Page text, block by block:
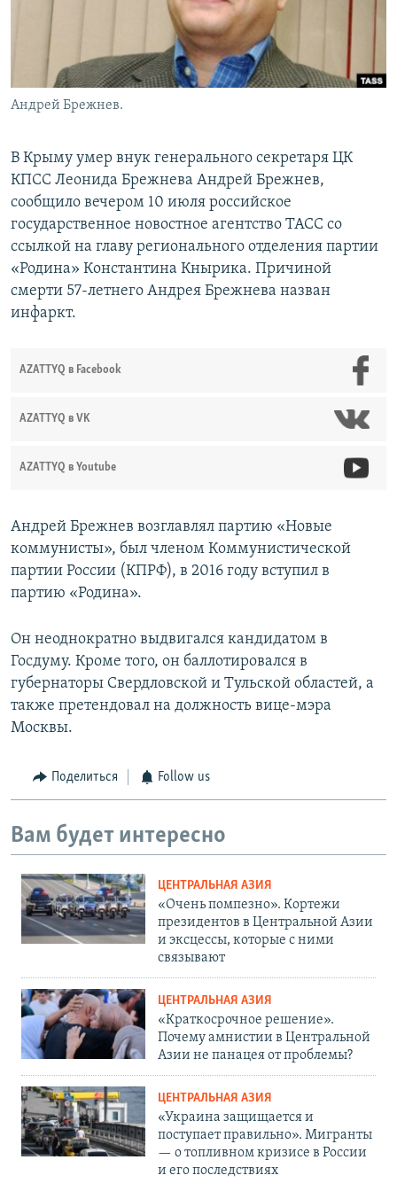
Андрей Брежнев.
В Крыму умер внук генерального секретаря ЦК
КПСС Леонида Брежнева Андрей Брежнев,
сообщило вечером 10 июля российское
государственное новостное агентство ТАСС со
ссылкой на главу регионального отделения партии
«Родина» Константина Кнырика. Причиной
смерти 57-летнего Андрея Брежнева назван
инфаркт.
AZATTYQ в Facebook
AZATTYQ в VK
AZATTYQ в Youtube
Андрей Брежнев возглавлял партию «Новые
коммунисты», был членом Коммунистической
партии России (КПРФ), в 2016 году вступил в
партию «Родина».
Он неоднократно выдвигался кандидатом в
Госдуму. Кроме того, он баллотировался в
губернаторы Свердловской и Тульской областей, а
также претендовал на должность вице-мэра
Москвы.
Поделиться Follow us
Вам будет интересно
ЦЕНТРАЛЬНАЯ АЗИЯ
«Очень помпезно». Кортежи
президентов в Центральной Азии
и эксцессы, которые с ними
связывают
ЦЕНТРАЛЬНАЯ АЗИЯ
«Краткосрочное решение».
Почему амнистии в Центральной
Азии не панацея от проблемы?
ЦЕНТРАЛЬНАЯ АЗИЯ
«Украина защищается и
поступает правильно». Мигранты
— о топливном кризисе в России
и его последствиях